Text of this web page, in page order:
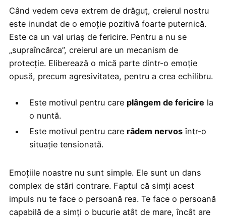
Când vedem ceva extrem de drăguț, creierul nostru
este inundat de o emoție pozitivă foarte puternică.
Este ca un val uriaș de fericire. Pentru a nu se
„supraîncărca”, creierul are un mecanism de
protecție. Eliberează o mică parte dintr-o emoție
opusă, precum agresivitatea, pentru a crea echilibru.
Este motivul pentru care plângem de fericire la
o nuntă.
Este motivul pentru care râdem nervosîntr-o
situație tensionată.
Emoțiile noastre nu sunt simple. Ele sunt un dans
complex de stări contrare. Faptul că simți acest
impuls nu te face o persoană rea. Te face o persoană
capabilă de a simți o bucurie atât de mare, încât are